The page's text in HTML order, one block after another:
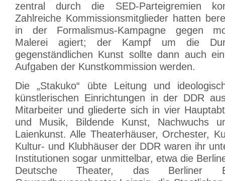
zentral durch die SED-Parteigremien
Zahlreiche Kommissionsmitglieder hatten
in der Formalismus-Kampagne gegen
Malerei agiert; der Kampf um die
gegenständlichen Kunst sollte dann auch
Aufgaben der Kunstkommission werden.
Die „Stakuko“ übte Leitung und
künstlerischen Einrichtungen in der DDR
Mitarbeiter und gliederte sich in vier
und Musik, Bildende Kunst, Nachwuchs
Laienkunst. Alle Theaterhäuser, Orchester,
Kultur- und Klubhäuser der DDR waren ihr
Institutionen sogar unmittelbar, etwa die
Deutsche Theater, das Berliner